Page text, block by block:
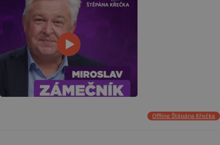
Offline Štěpána Křečka